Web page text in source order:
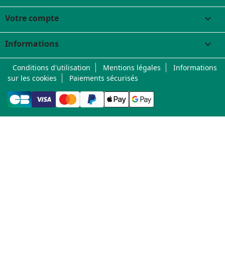
Votre compte 
Informations keyboard_arrow_down
Conditions d'utilisation Mentions légales
Informations
sur les cookies
Paiements sécurisés